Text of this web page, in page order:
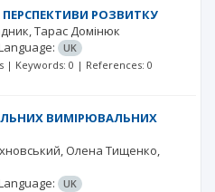
ПЕРСПЕКТИВИ РОЗВИТКУ
Тарас Домінюк
UK
| Keywords: 0 | References: 0
ВИМІРЮВАЛЬНИХ
Олена Тищенко
UK